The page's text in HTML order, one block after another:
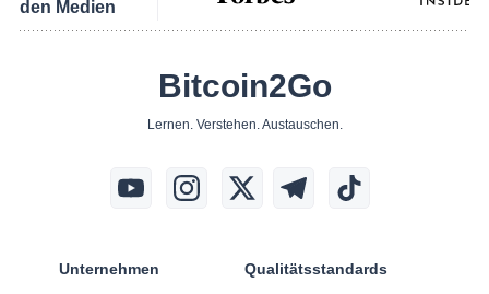
den Medien
Bitcoin2Go
Lernen. Verstehen. Austauschen.
Unternehmen Qualitätsstandards